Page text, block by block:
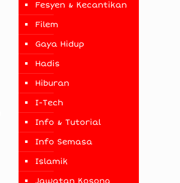
Fesyen & Kecantikan
Filem
Gaya Hidup
Hadis
Hiburan
I-Tech
Info & Tutorial
Info Semasa
Islamik
Jawatan Kosong